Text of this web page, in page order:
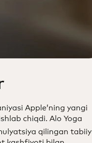
Apple’ning yangi
chiqdi. Alo Yoga
qilingan tabiiy